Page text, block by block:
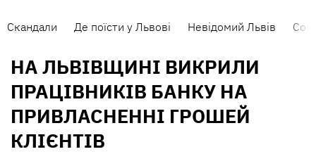
Скандали Де поїсти у Львові Невідомий Львів
НА ЛЬВІВЩИНІ ВИКРИЛИ
ПРАЦІВНИКІВ БАНКУ НА
ПРИВЛАСНЕННІ ГРОШЕЙ
КЛІЄНТІВ